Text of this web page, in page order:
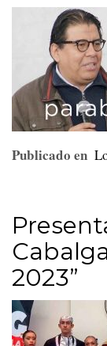
Publicado en
2023”